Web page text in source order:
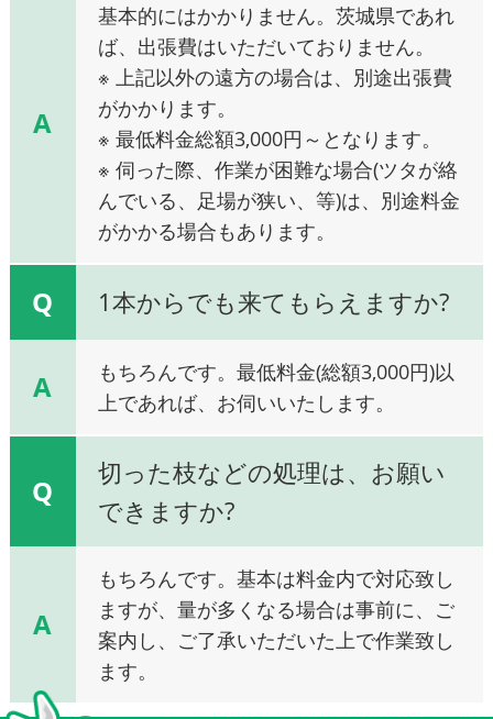
A
基本的にはかかりません。茨城県であれ
ば、出張費はいただいておりません。
※ 上記以外の遠方の場合は、別途出張費
がかかります。
※ 最低料金総額3,000円～となります。
※ 伺った際、作業が困難な場合(ツタが絡
んでいる、足場が狭い、等)は、別途料金
がかかる場合もあります。
Q 1本からでも来てもらえますか?
A
もちろんです。最低料金(総額3,000円)以
上であれば、お伺いいたします。
Q
切った枝などの処理は、お願い
できますか?
A
もちろんです。基本は料金内で対応致し
ますが、量が多くなる場合は事前に、ご
案内し、ご了承いただいた上で作業致し
ます。